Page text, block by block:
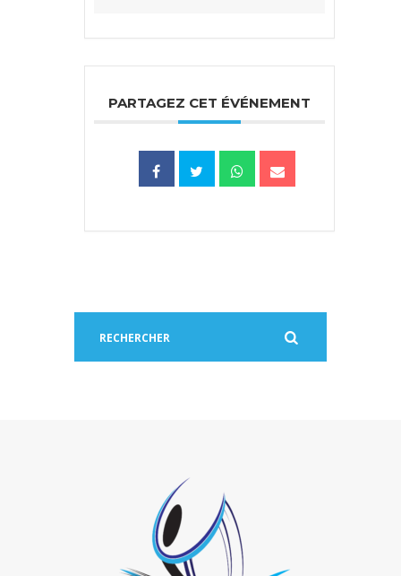
PARTAGEZ CET ÉVÉNEMENT